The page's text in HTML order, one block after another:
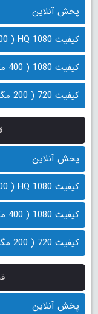
پخش آنلاین
کیفیت 1080 HQ ( 600 مگابایت)
کیفیت 1080 ( 400 مگابایت)
کیفیت 720 ( 200 مگابایت)
پخش آنلاین
کیفیت 1080 HQ ( 600 مگابایت)
کیفیت 1080 ( 400 مگابایت)
کیفیت 720 ( 200 مگابایت)
پخش آنلاین